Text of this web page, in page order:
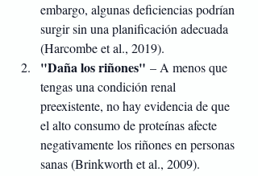
embargo, algunas deficiencias podrían
surgir sin una planificación adecuada
(Harcombe et al., 2019).
"Daña los riñones" – A menos que
tengas una condición renal
preexistente, no hay evidencia de que
el alto consumo de proteínas afecte
negativamente los riñones en personas
sanas (Brinkworth et al., 2009).